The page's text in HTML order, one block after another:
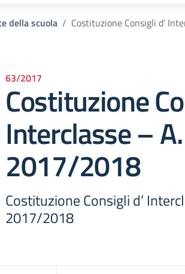
della scuola Costituzione Consigli d’
63/2017
Costituzione
Interclasse –
2017/2018
Costituzione Consigli d’
2017/2018